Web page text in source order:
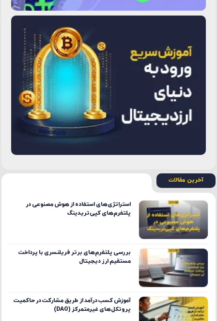
آخرین مقالات
استراتژی‌های استفاده از هوش مصنوعی در
پلتفرم‌های کپی‌تریدینگ
بررسی پلتفرم‌های برتر فریلنسری با پرداخت
مستقیم ارز دیجیتال
آموزش کسب درآمد از طریق مشارکت در حاکمیت
پروتکل‌های غیرمتمرکز (DAO)